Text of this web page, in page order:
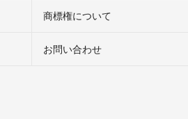
商標権について
お問い合わせ